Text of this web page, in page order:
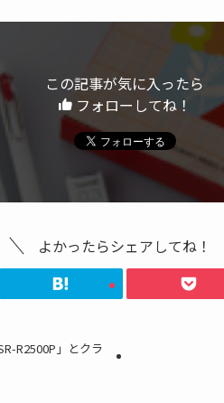
この記事が気に入ったら
フォローしてね！
よかったらシェアしてね！
R2500P」とクラ